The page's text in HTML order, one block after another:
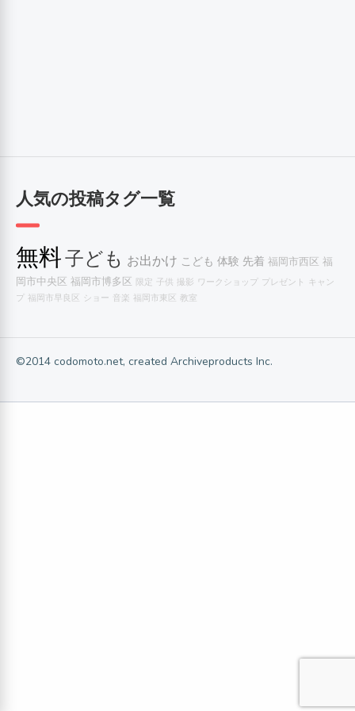
人気の投稿タグ一覧
無料子ども お出かけ こども 体験 先着 福岡市西区 福
岡市中央区 福岡市博多区 限定 子供 撮影 ワークショップ プレゼント キャン
プ 福岡市早良区 ショー 音楽 福岡市東区 教室
©2014 codomoto.net, created Archiveproducts Inc.